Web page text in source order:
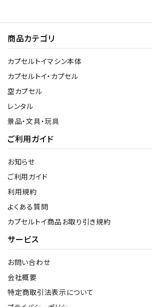
商品カテゴリ
カプセルトイマシン本体
カプセルトイ・カプセル
空カプセル
レンタル
景品・文具・玩具
ご利用ガイド
お知らせ
ご利用ガイド
利用規約
よくある質問
カプセルトイ商品お取り引き規約
サービス
お問い合わせ
会社概要
特定商取引法表示について